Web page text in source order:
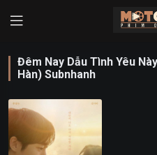
Đêm Nay Dẫu Tình Yêu
Hàn) Subnhanh